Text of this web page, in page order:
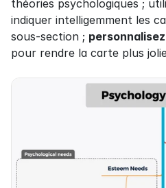
théories psychologiques ;
indiquer intelligemment les
sous-section ; personnalisez
pour rendre la carte plus